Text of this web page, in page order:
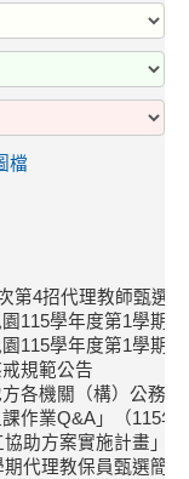
第4招代理教師甄選
115學年度第1學期
115學年度第1學期
規範公告
各機關（構）公務
作業Q&A」（115
助方案實施計畫」
期代理教保員甄選簡